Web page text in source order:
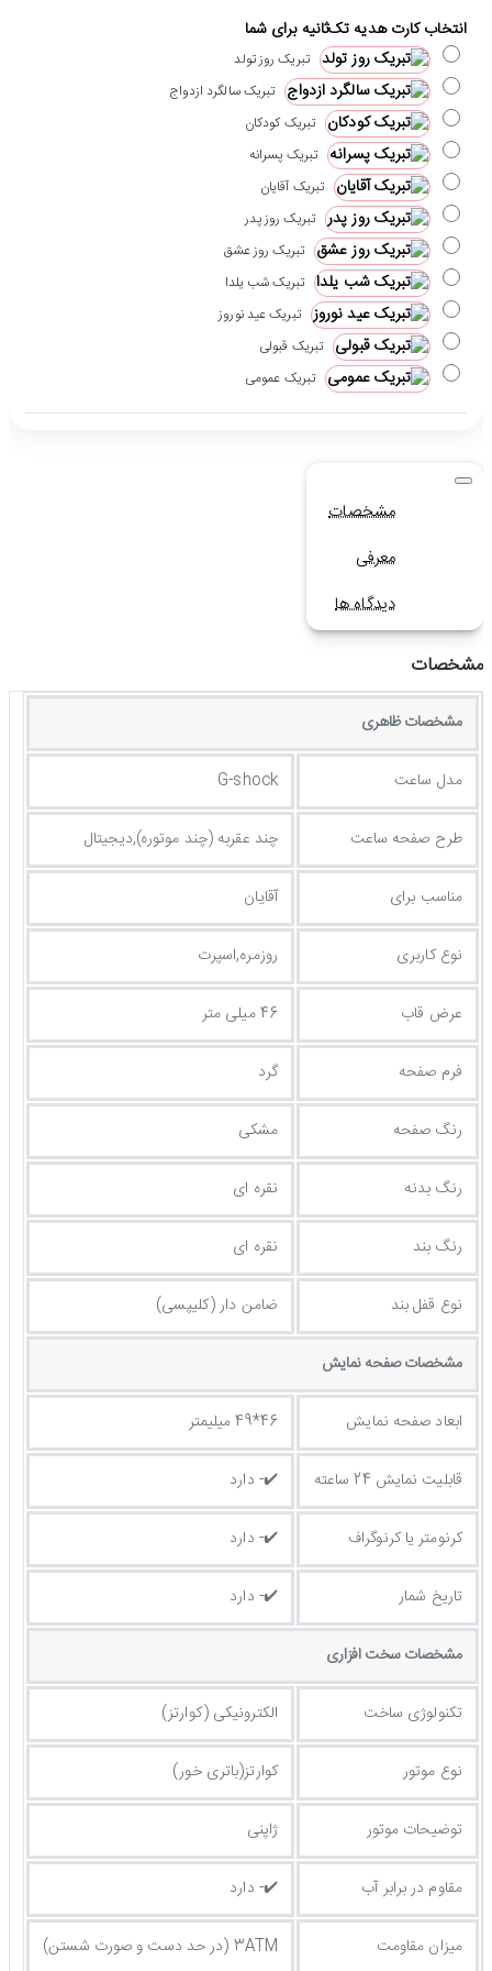
انتخاب کارت هدیه تک‌ثانیه برای شما
تبریک روز تولد
تبریک سالگرد ازدواج
تبریک کودکان
تبریک پسرانه
تبریک آقایان
تبریک روز پدر
تبریک روز عشق
تبریک شب یلدا
تبریک عید نوروز
تبریک قبولی
تبریک عمومی
مشخصات
معرفی
دیدگاه ها
مشخصات
مشخصات ظاهری
مدل ساعت G-shock
طرح صفحه ساعت چند عقربه (چند موتوره),دیجیتال
مناسب برای آقایان
نوع کاربری روزمره,اسپرت
عرض قاب 46 میلی متر
فرم صفحه گرد
رنگ صفحه مشکی
رنگ بدنه نقره ای
رنگ بند نقره ای
نوع قفل بند ضامن دار (کلیپسی)
مشخصات صفحه نمايش
ابعاد صفحه نمایش 46*49 میلیمتر
قابلیت نمایش 24 ساعته ✔️- دارد
کرنومتر یا کرنوگراف ✔️- دارد
تاریخ شمار ✔️- دارد
مشخصات سخت افزاری
تکنولوژی ساخت الکترونیکی (کوارتز)
نوع موتور کوارتز(باتری خور)
توضیحات موتور ژاپنی
مقاوم در برابر آب ✔️- دارد
میزان مقاومت 3ATM (در حد دست و صورت شستن)